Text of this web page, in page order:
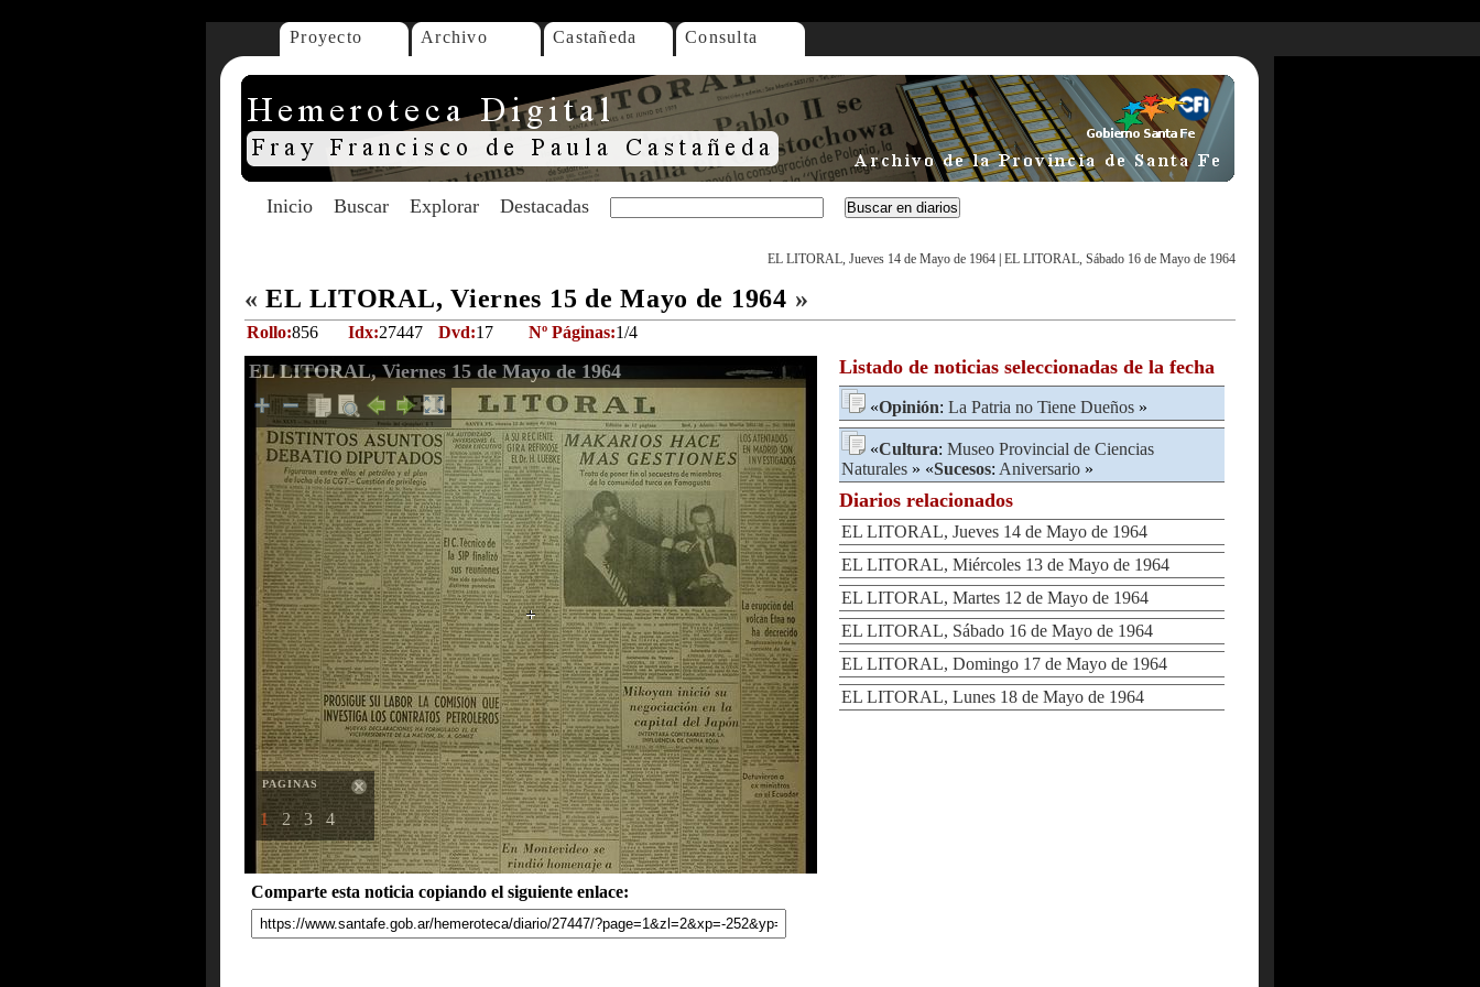
Proyecto Archivo Castañeda Consulta
Inicio Buscar Explorar Destacadas
EL LITORAL, Jueves 14 de Mayo de 1964 EL LITORAL, Sábado 16 de Mayo de 1964
« EL LITORAL, Viernes 15 de Mayo de 1964 »
Rollo:856 Idx:27447 Dvd:17 Nº Páginas:1/4
EL LITORAL, Viernes 15 de Mayo de 1964
PAGINAS
1 2 3 4
Comparte esta noticia copiando el siguiente enlace:
Listado de noticias seleccionadas de la fecha
«Opinión: La Patria no Tiene Dueños »
«Cultura: Museo Provincial de Ciencias
Naturales » «Sucesos: Aniversario »
Diarios relacionados
EL LITORAL, Jueves 14 de Mayo de 1964
EL LITORAL, Miércoles 13 de Mayo de 1964
EL LITORAL, Martes 12 de Mayo de 1964
EL LITORAL, Sábado 16 de Mayo de 1964
EL LITORAL, Domingo 17 de Mayo de 1964
EL LITORAL, Lunes 18 de Mayo de 1964